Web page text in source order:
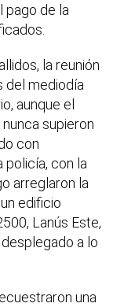
pago de la
la reunión
del mediodía
aunque el
supieron
con
policía, con la
arreglaron la
edificio
Lanús Este,
a lo
una